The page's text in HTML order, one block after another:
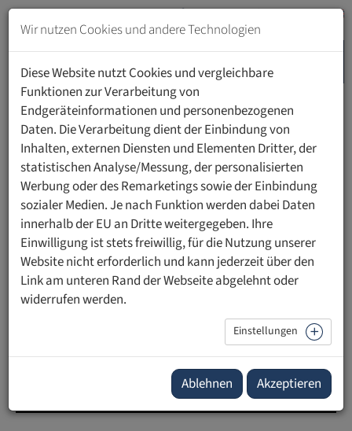
Zum
Inhalt
springen
Navigation
springen
HOME PERSONEN
Dr. iur. Josef Bergt
Absolvent des Doktoratsstudiums der
Rechtswissenschaften
Alumni Botschafter
E-Mail:josef.bergt@ufl-alumni.li
Wir nutzen Cookies und andere Technologien
Diese Website nutzt Cookies und vergleichbare
Funktionen zur Verarbeitung von
Endgeräteinformationen und personenbezogenen
Daten. Die Verarbeitung dient der Einbindung von
Inhalten, externen Diensten und Elementen Dritter, der
statistischen Analyse/Messung, der personalisierten
Werbung oder des Remarketings sowie der Einbindung
sozialer Medien. Je nach Funktion werden dabei Daten
innerhalb der EU an Dritte weitergegeben. Ihre
Einwilligung ist stets freiwillig, für die Nutzung unserer
Website nicht erforderlich und kann jederzeit über den
Link am unteren Rand der Webseite abgelehnt oder
widerrufen werden.
Einstellungen
Ablehnen Akzeptieren